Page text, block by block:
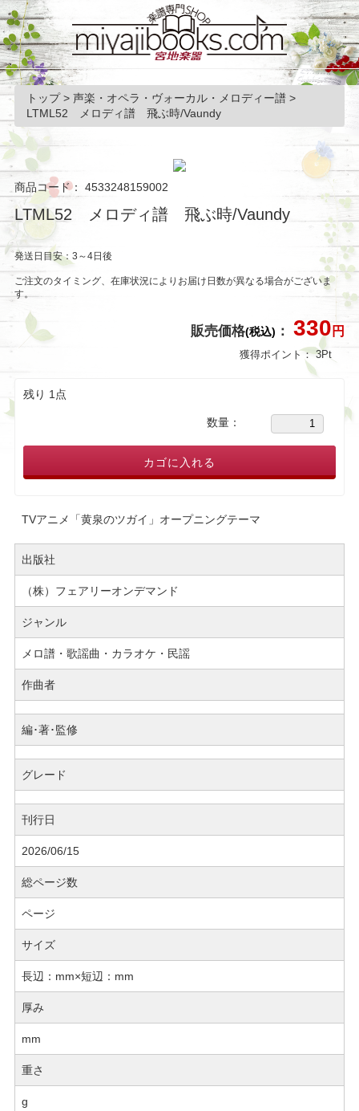
トップ> 声楽・オペラ・ヴォーカル・メロディー譜 >
LTML52 メロディ譜 飛ぶ時/Vaundy
商品コード： 4533248159002
LTML52 メロディ譜 飛ぶ時/Vaundy
発送日目安：3～4日後
ご注文のタイミング、在庫状況によりお届け日数が異なる場合がございま
す。
販売価格(税込) ： 330 円
獲得ポイント： 3Pt
残り 1点
数量：
カゴに入れる
TVアニメ「黄泉のツガイ」オープニングテーマ
出版社
（株）フェアリーオンデマンド
ジャンル
メロ譜・歌謡曲・カラオケ・民謡
作曲者
編･著･監修
グレード
刊行日
2026/06/15
総ページ数
ページ
サイズ
長辺：mm×短辺：mm
厚み
mm
重さ
g